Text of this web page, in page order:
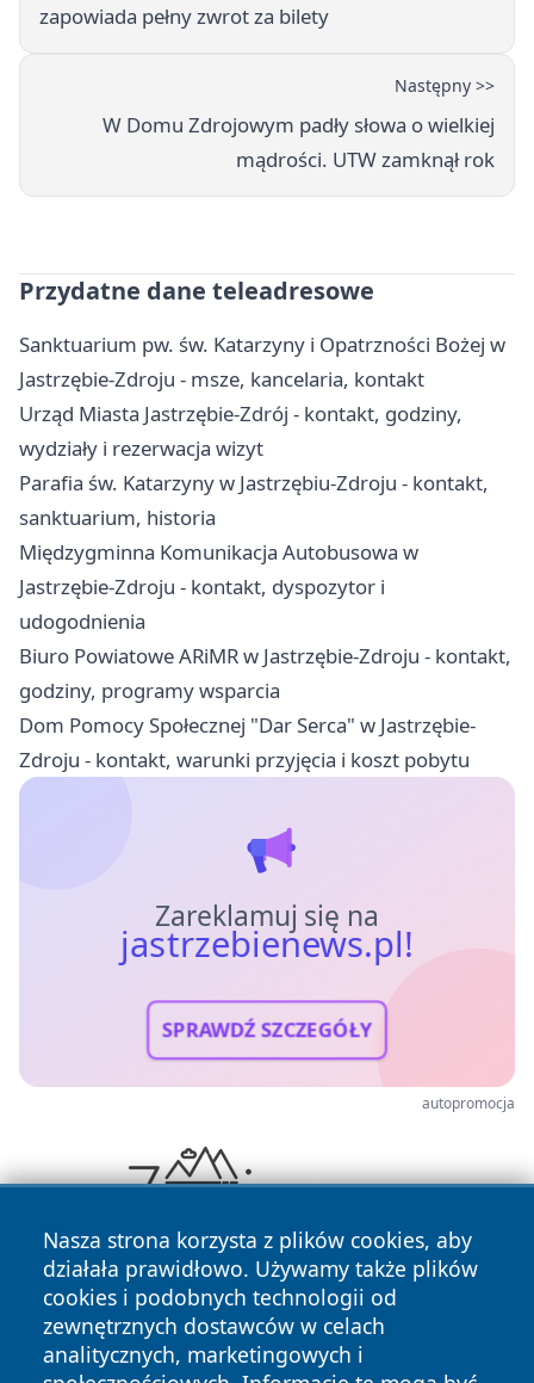
zapowiada pełny zwrot za bilety
Następny >>
W Domu Zdrojowym padły słowa o wielkiej
mądrości. UTW zamknął rok
Przydatne dane teleadresowe
Sanktuarium pw. św. Katarzyny i Opatrzności Bożej w
Jastrzębie-Zdroju - msze, kancelaria, kontakt
Urząd Miasta Jastrzębie-Zdrój - kontakt, godziny,
wydziały i rezerwacja wizyt
Parafia św. Katarzyny w Jastrzębiu-Zdroju - kontakt,
sanktuarium, historia
Międzygminna Komunikacja Autobusowa w
Jastrzębie-Zdroju - kontakt, dyspozytor i
udogodnienia
Biuro Powiatowe ARiMR w Jastrzębie-Zdroju - kontakt,
godziny, programy wsparcia
Dom Pomocy Społecznej "Dar Serca" w Jastrzębie-
Zdroju - kontakt, warunki przyjęcia i koszt pobytu
Zareklamuj się na
jastrzebienews.pl!
SPRAWDŹ SZCZEGÓŁY
autopromocja
Nasza strona korzysta z plików cookies, aby
działała prawidłowo. Używamy także plików
cookies i podobnych technologii od
zewnętrznych dostawców w celach
analitycznych, marketingowych i